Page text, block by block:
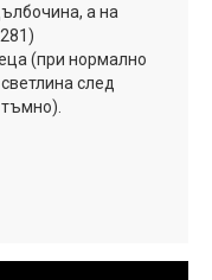
а на
(при нормално
след